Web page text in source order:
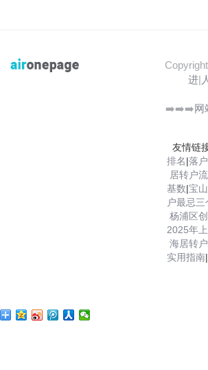
进|
➡️➡️➡️网
友情链
排名|落
居转户
基数|宝
户最忌三
杨浦区
2025年
海居转
实用指南|